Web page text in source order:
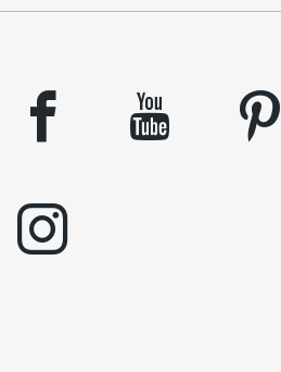
facebook youtube pinterest
instagram